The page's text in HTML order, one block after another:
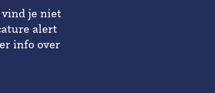
vind je niet
alert
info over